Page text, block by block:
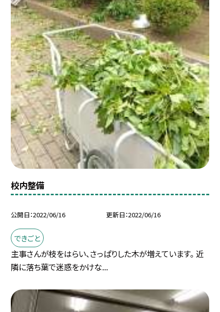
校内整備
公開日 2022/06/16 更新日 2022/06/16
できごと
主事さんが枝をはらい、さっぱりした木が増えています。 近
隣に落ち葉で迷惑をかけな...